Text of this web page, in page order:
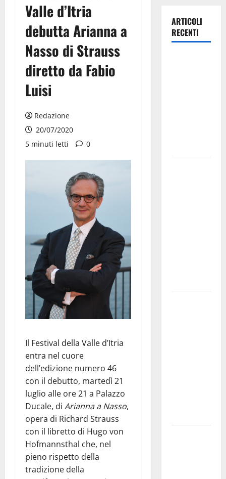
Valle d’Itria
debutta Arianna a
Nasso di Strauss
diretto da Fabio
Luisi
Redazione
20/07/2020
5 minuti letti
0
Il Festival della Valle d’Itria
entra nel cuore
dell’edizione numero 46
con il debutto, martedì 21
luglio alle ore 21 a Palazzo
Ducale, di Arianna a Nasso,
opera di Richard Strauss
con il libretto di Hugo von
Hofmannsthal che, nel
pieno rispetto della
tradizione della
ARTICOLI
RECENTI